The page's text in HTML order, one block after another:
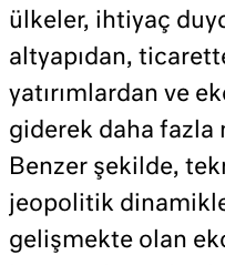
ülkeler, ihtiyaç
altyapıdan,
yatırımlardan ve
giderek daha fazla
Benzer şekilde,
jeopolitik
gelişmekte olan